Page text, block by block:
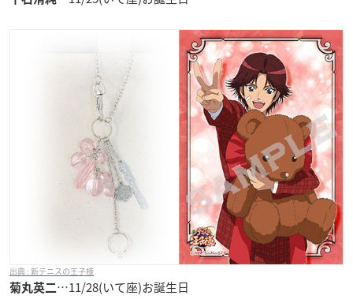
新テニスの王子様
菊丸英二 …11/28(いて座)お誕生日